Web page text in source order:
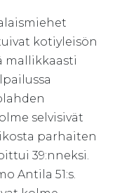
kotiyleisön
mallikkaasti
selvisivät
parhaiten
39:nneksi.
Antila 51:s.